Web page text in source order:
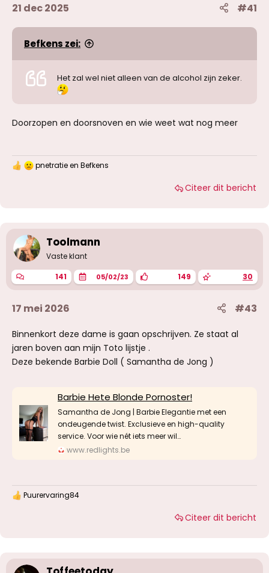
21 dec 2025 #41
Befkens zei:
Het zal wel niet alleen van de alcohol zijn zeker.
Doorzopen en doorsnoven en wie weet wat nog meer
W
n
g
n
:
pnetratieen Befkens
Citeer dit bericht
Toolmann
Vaste klant
141 05/02/23 149 30
17 mei 2026 #43
Binnenkort deze dame is gaan opschrijven. Ze staat al
jaren boven aan mijn Toto lijstje .
Deze bekende Barbie Doll ( Samantha de Jong )
Barbie Hete Blonde Pornoster!
Samantha de Jong | Barbie Elegantie met een
ondeugende twist. Exclusieve en high-quality
service. Voor wie nét iets meer wil…
www.redlights.be
W Puurervaring84
Citeer dit bericht